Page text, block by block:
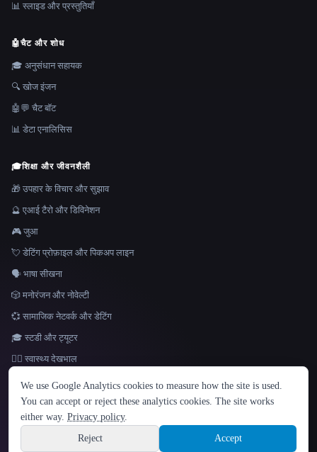
भाषा
English español Français Русский 简体中文
Hindi
Sign up
📊 स्लाइड और प्रस्तुतियाँ
🤖चैट और शोध
🎓 अनुसंधान सहायक
🔍 खोज इंजन
🤖💬 चैट बॉट
📊 डेटा एनालिसिस
🎓शिक्षा और जीवनशैली
🎁 उपहार के विचार और सुझाव
🔮 एआई टैरो और डिविनेशन
🎮 जुआ
💘 डेटिंग प्रोफ़ाइल और पिकअप लाइन
🗣️ भाषा सीखना
🎲 मनोरंजन और नोवेल्टी
💞 सामाजिक नेटवर्क और डेटिंग
🎓 स्टडी और ट्यूटर
👩‍⚕️ स्वास्थ्य देखभाल
Site information
© 2026 That AI Collection. सर्वाधिकार सुरक्षित।
Built with Metatron ★
build de3d624c
We use Google Analytics cookies to measure how the site is used.
You can accept or reject these analytics cookies. The site works
either way. Privacy policy.
Reject
Accept